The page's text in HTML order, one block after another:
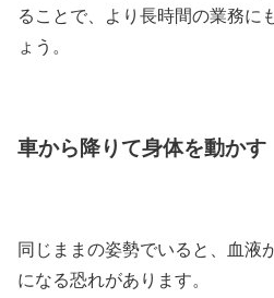
ることで、より長時間の業務に
ょう。
車から降りて身体を動かす
同じままの姿勢でいると、血液
になる恐れがあります。